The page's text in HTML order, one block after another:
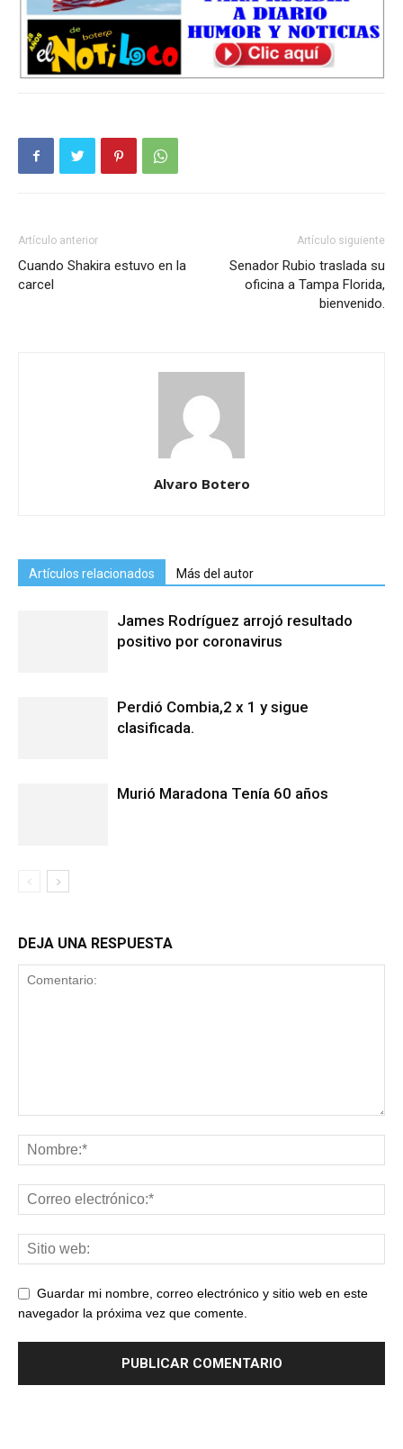
Artículo anterior
Cuando Shakira estuvo en la
carcel
Artículo siguiente
Senador Rubio traslada su
oficina a Tampa Florida,
bienvenido.
Alvaro Botero
Artículos relacionados Más del autor
James Rodríguez arrojó resultado
positivo por coronavirus
Perdió Combia,2 x 1 y sigue
clasificada.
Murió Maradona Tenía 60 años
DEJA UNA RESPUESTA
Guardar mi nombre, correo electrónico y sitio web en este
navegador la próxima vez que comente.